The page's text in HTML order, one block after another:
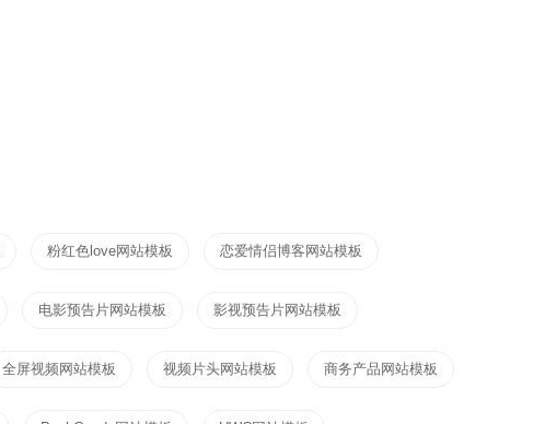
粉红色love网站模板 恋爱情侣博客网站模板
电影预告片网站模板 影视预告片网站模板
全屏视频网站模板 视频片头网站模板 商务产品网站模板